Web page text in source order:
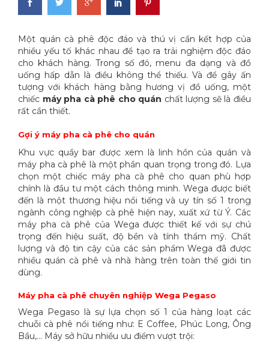
Một quán cà phê độc đáo và thú vị cần kết hợp của
nhiều yếu tố khác nhau để tạo ra trải nghiệm độc đáo
cho khách hàng. Trong số đó, menu đa dạng và đồ
uống hấp dẫn là điều không thể thiếu. Và để gây ấn
tượng với khách hàng bằng hương vị đồ uống, một
chiếc máy pha cà phê cho quán chất lượng sẽ là điều
rất cần thiết.
Gợi ý máy pha cà phê cho quán
Khu vực quầy bar được xem là linh hồn của quán và
máy pha cà phê là một phần quan trọng trong đó. Lựa
chọn một chiếc máy pha cà phê cho quan phù hợp
chính là đầu tư một cách thông minh. Wega được biết
đến là một thương hiệu nổi tiếng và uy tín số 1 trong
ngành công nghiệp cà phê hiện nay, xuất xứ từ Ý. Các
máy pha cà phê của Wega được thiết kế với sự chú
trọng đến hiệu suất, độ bền và tính thẩm mỹ. Chất
lượng và độ tin cậy của các sản phẩm Wega đã được
nhiều quán cà phê và nhà hàng trên toàn thế giới tin
dùng.
Máy pha cà phê chuyên nghiệp Wega Pegaso
Wega Pegaso là sự lựa chọn số 1 của hàng loạt các
chuỗi cà phê nổi tiếng như: E Coffee, Phúc Long, Ông
Bầu,… Máy sở hữu nhiều ưu điểm vượt trội: